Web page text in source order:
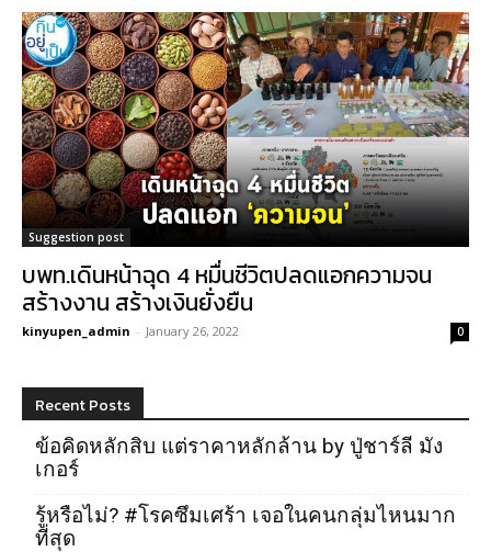
Suggestion post
บพท.เดินหน้าฉุด 4 หมื่นชีวิตปลดแอกความจน
สร้างงาน สร้างเงินยั่งยืน
kinyupen_admin - January 26, 2022 0
Recent Posts
ข้อคิดหลักสิบ แต่ราคาหลักล้าน by ปู่ชาร์ลี มัง
เกอร์
รู้หรือไม่? #โรคซึมเศร้า เจอในคนกลุ่มไหนมาก
ที่สุด